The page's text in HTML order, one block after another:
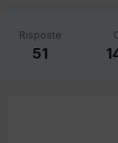
Risposte
51